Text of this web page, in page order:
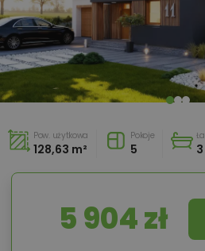
Pow. użytkowa
128,63 m²
Pokoje
5 3
5 904 zł